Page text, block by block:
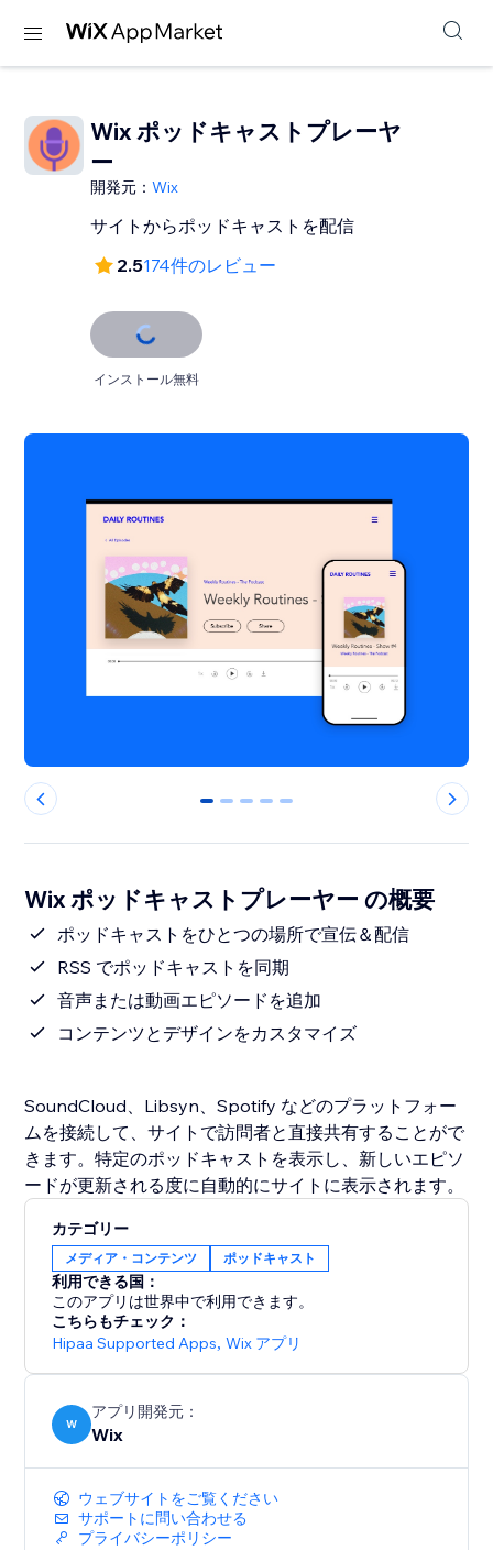
Wix ポッドキャストプレーヤ
ー
開発元：Wix
サイトからポッドキャストを配信
2.5174件のレビュー
インストール無料
0 1 2 3 4
Wix ポッドキャストプレーヤー の概要
ポッドキャストをひとつの場所で宣伝＆配信
RSS でポッドキャストを同期
音声または動画エピソードを追加
コンテンツとデザインをカスタマイズ
SoundCloud、Libsyn、Spotify などのプラットフォー
ムを接続して、サイトで訪問者と直接共有することがで
きます。特定のポッドキャストを表示し、新しいエピソ
ードが更新される度に自動的にサイトに表示されます。
カテゴリー
メディア・コンテンツ ポッドキャスト
利用できる国：
このアプリは世界中で利用できます。
こちらもチェック：
Hipaa Supported Apps,Wix アプリ
W
アプリ開発元：
Wix
ウェブサイトをご覧ください
サポートに問い合わせる
プライバシーポリシー